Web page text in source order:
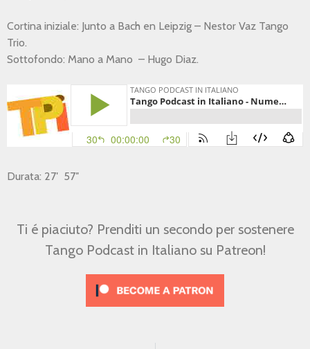
Cortina iniziale: Junto a Bach en Leipzig – Nestor Vaz Tango
Trio.
Sottofondo: Mano a Mano – Hugo Diaz.
Durata: 27′ 57″
Ti é piaciuto? Prenditi un secondo per sostenere
Tango Podcast in Italiano su Patreon!